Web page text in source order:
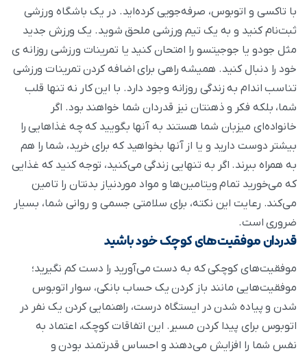
با تاکسی و اتوبوس، صرفه‌جویی کرده‌اید. در یک باشگاه ورزشی
ثبت‌نام کنید و به یک تیم ورزشی ملحق شوید. یک ورزش جدید
مثل جودو یا جوجیتسو را امتحان کنید یا تمرینات ورزشی روزانه ی
خود را دنبال کنید. همیشه راهی برای اضافه کردن تمرینات ورزشی
تناسب اندام به زندگی روزانه وجود دارد. با این کار نه تنها قلب
شما، بلکه فکر و ذهنتان نیز قدردان شما خواهند بود. اگر
خانواده‌ای میزبان شما هستند به آنها بگویید که چه غذاهایی را
بیشتر دوست دارید و یا از آنها بخواهید که برای خرید، شما را هم
به همراه ببرند. اگر به تنهایی زندگی می‌کنید، توجه کنید که غذایی
که می‌خورید تمام ویتامین‌ها و مواد موردنیاز بدنتان را تامین
می‌کند. رعایت این نکته، برای سلامتی جسمی و روانی شما، بسیار
ضروری است.
قدردان موفقیت‌های کوچک خود باشید
موفقیت‌های کوچکی که به دست می‌آورید را دست کم نگیرید؛
موفقیت‌هایی مانند باز کردن یک حساب بانکی، سوار اتوبوس
شدن و پیاده شدن در ایستگاه درست، راهنمایی کردن یک نفر در
اتوبوس برای پیدا کردن مسیر. این اتفاقات کوچک، اعتماد به
نفس شما را افزایش می‌دهند و احساس قدرتمند بودن و